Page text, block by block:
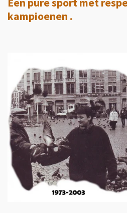
Een pure sport met
kampioenen .